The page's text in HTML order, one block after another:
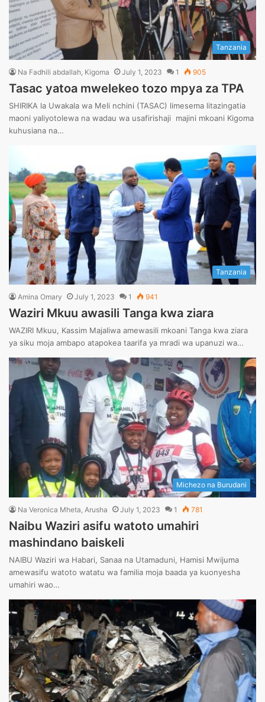
Tanzania
Na Fadhili abdallah, Kigoma July 1, 2023 1 905
Tasac yatoa mwelekeo tozo mpya za TPA
SHIRIKA la Uwakala wa Meli nchini (TASAC) limesema litazingatia
maoni yaliyotolewa na wadau wa usafirishaji majini mkoani Kigoma
kuhusiana na…
Tanzania
Amina Omary July 1, 2023 1 941
Waziri Mkuu awasili Tanga kwa ziara
WAZIRI Mkuu, Kassim Majaliwa amewasili mkoani Tanga kwa ziara
ya siku moja ambapo atapokea taarifa ya mradi wa upanuzi wa…
Michezo na Burudani
Na Veronica Mheta, Arusha July 1, 2023 1 781
Naibu Waziri asifu watoto umahiri
mashindano baiskeli
NAIBU Waziri wa Habari, Sanaa na Utamaduni, Hamisi Mwijuma
amewasifu watoto watatu wa familia moja baada ya kuonyesha
umahiri wao…